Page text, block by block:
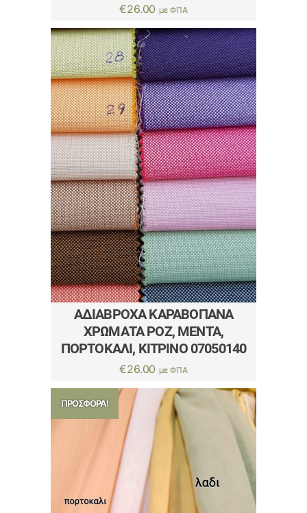
€26.00 με ΦΠΑ
ΑΔΙΆΒΡΟΧΑ ΚΑΡΑΒΌΠΑΝΑ
ΧΡΏΜΑΤΑ ΡΌΖ, ΜΈΝΤΑ,
ΠΟΡΤΟΚΑΛΊ, ΚΊΤΡΙΝΟ 07050140
€26.00 με ΦΠΑ
ΠΡΟΣΦΟΡΆ!